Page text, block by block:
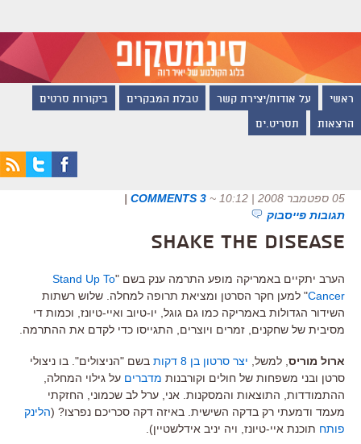
ראשי על אודות/יצירת קשר טבלת המבקרים ביקורות סרטים
הרצאות תסריט.ים
05 ספטמבר 2008 | 10:12 ~
3 COMMENTS
|
תגובות פייסבוק
Shake the Disease
הערב יתקיים באמריקה מופע התרמה ענק בשם "Stand Up To
Cancer" למען חקר הסרטן ומציאת תרופה למחלה. שלוש רשתות
השידור הגדולות באמריקה כמו גם גוגל, יו-טיוב ואיי-טיונז, וכמות די
מסיבית של שחקנים, זמרים ויוצרים, התגייסו כדי לקדם את ההתרמה.
ארול מוריס , למשל, יצר סרטון בן 8 דקות
בשם "הניצולים". בו ניצולי
סרטן ובני משפחות של חולים וקורבנות מדברים על גילוי המחלה,
ההתמודדות, התוצאות והמסקנות. אני, ערל לב שכמוני, החזקתי
מעמד ודמעתי רק בדקה השישית. באיזה דקה סכריכם נפרצו? (הלינק
פותח תוכנת איי-טיונז, ויה יניב אידלשטיין).